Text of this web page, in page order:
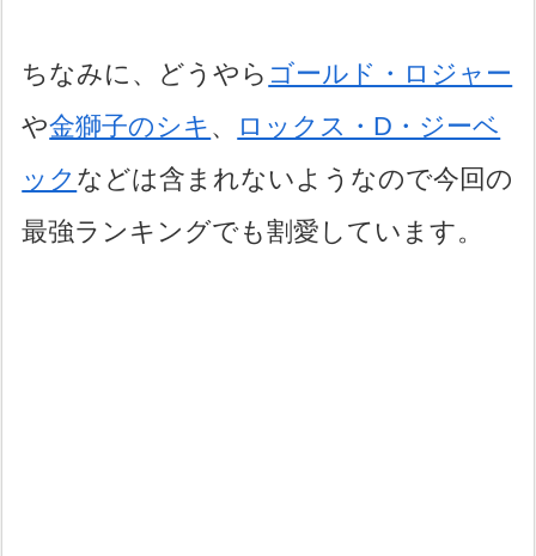
ちなみに、どうやら ゴールド・ロジャー
や金獅子のシキ 、
ロックス・D・ジーベ
ック などは含まれないようなので今回の
最強ランキングでも割愛しています。